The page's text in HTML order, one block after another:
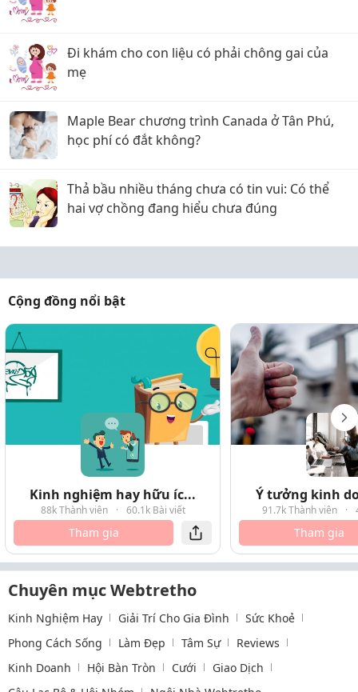
Đi khám cho con liệu có phải chông gai của
mẹ
Maple Bear chương trình Canada ở Tân Phú,
học phí có đắt không?
Thả bầu nhiều tháng chưa có tin vui: Có thể
hai vợ chồng đang hiểu chưa đúng
Cộng đồng nổi bật
Kinh nghiệm hay hữu íc...
88k Thành viên · 60.1k Bài viết
Tham gia
Ý tưởng kinh
91.7k Thành viên ·
Tham gia
Chuyên mục Webtretho
Kinh Nghiệm Hay Giải Trí Cho Gia Đình
Sức Khoẻ
Phong Cách Sống
Làm Đẹp Tâm Sự
Reviews
Kinh Doanh
Hội Bàn Tròn Cưới
Giao Dịch